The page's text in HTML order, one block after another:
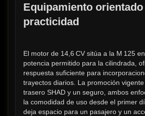
Equipamiento orientado
practicidad
El motor de 14,6 CV sitúa a la M 125
potencia permitido para la cilindrada,
respuesta suficiente para
trayectos diarios. La promoción
trasero SHAD y un seguro, ambos
la comodidad de uso desde el primer
deja espacio para un pasajero y un